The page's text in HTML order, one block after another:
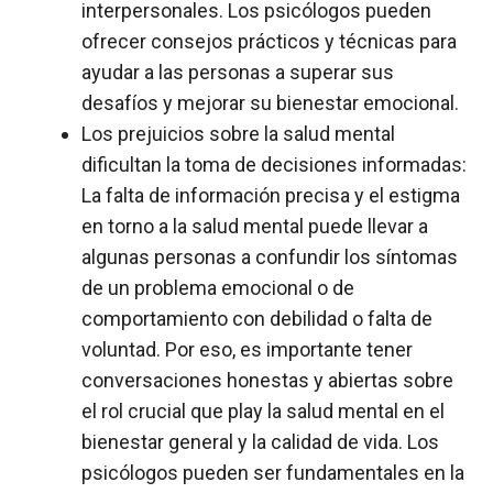
interpersonales. Los psicólogos pueden
ofrecer consejos prácticos y técnicas para
ayudar a las personas a superar sus
desafíos y mejorar su bienestar emocional.
Los prejuicios sobre la salud mental
dificultan la toma de decisiones informadas:
La falta de información precisa y el estigma
en torno a la salud mental puede llevar a
algunas personas a confundir los síntomas
de un problema emocional o de
comportamiento con debilidad o falta de
voluntad. Por eso, es importante tener
conversaciones honestas y abiertas sobre
el rol crucial que play la salud mental en el
bienestar general y la calidad de vida. Los
psicólogos pueden ser fundamentales en la